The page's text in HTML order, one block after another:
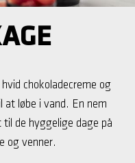
chokoladecreme og
løbe i vand. En nem
de hyggelige dage på
og venner.